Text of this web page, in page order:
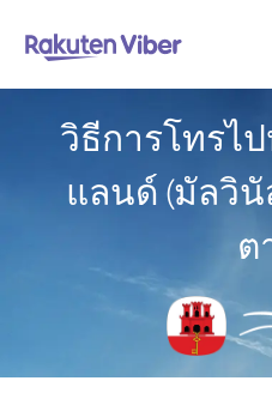
วิธีการโทรไ
แลนด์ (มัลวิ
ต